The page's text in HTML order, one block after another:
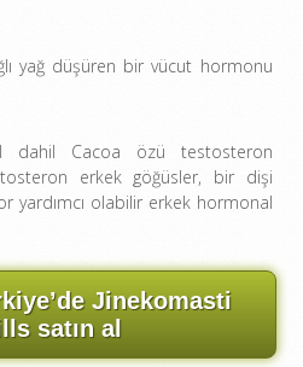
yağ düşüren bir vücut hormonu
dahil Cacoa özü testosteron
erkek göğüsler, bir dişi
yardımcı olabilir erkek hormonal
Jinekomasti
satın al